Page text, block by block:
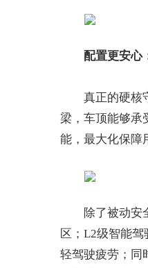
配置更安心
真正的硬核
梁，车顶能够承
能，最大化保障
除了被动安
区；L2级智能
轻驾驶疲劳；同